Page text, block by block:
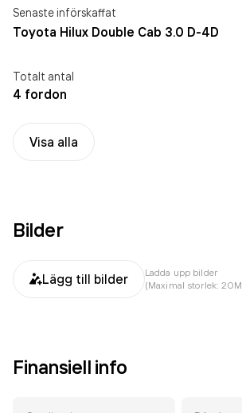
Senaste införskaffat
Toyota Hilux Double Cab 3.0 D-4D
Totalt antal
4 fordon
Visa alla
Bilder
Lägg till bilder
Ladda upp bilder
(Maximal storlek:
Finansiell info